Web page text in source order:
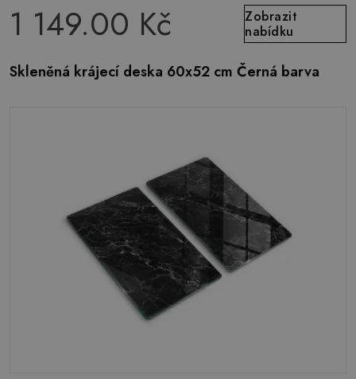
1 149.00 Kč
Zobrazit
nabídku
Skleněná krájecí deska 60x52 cm Černá barva